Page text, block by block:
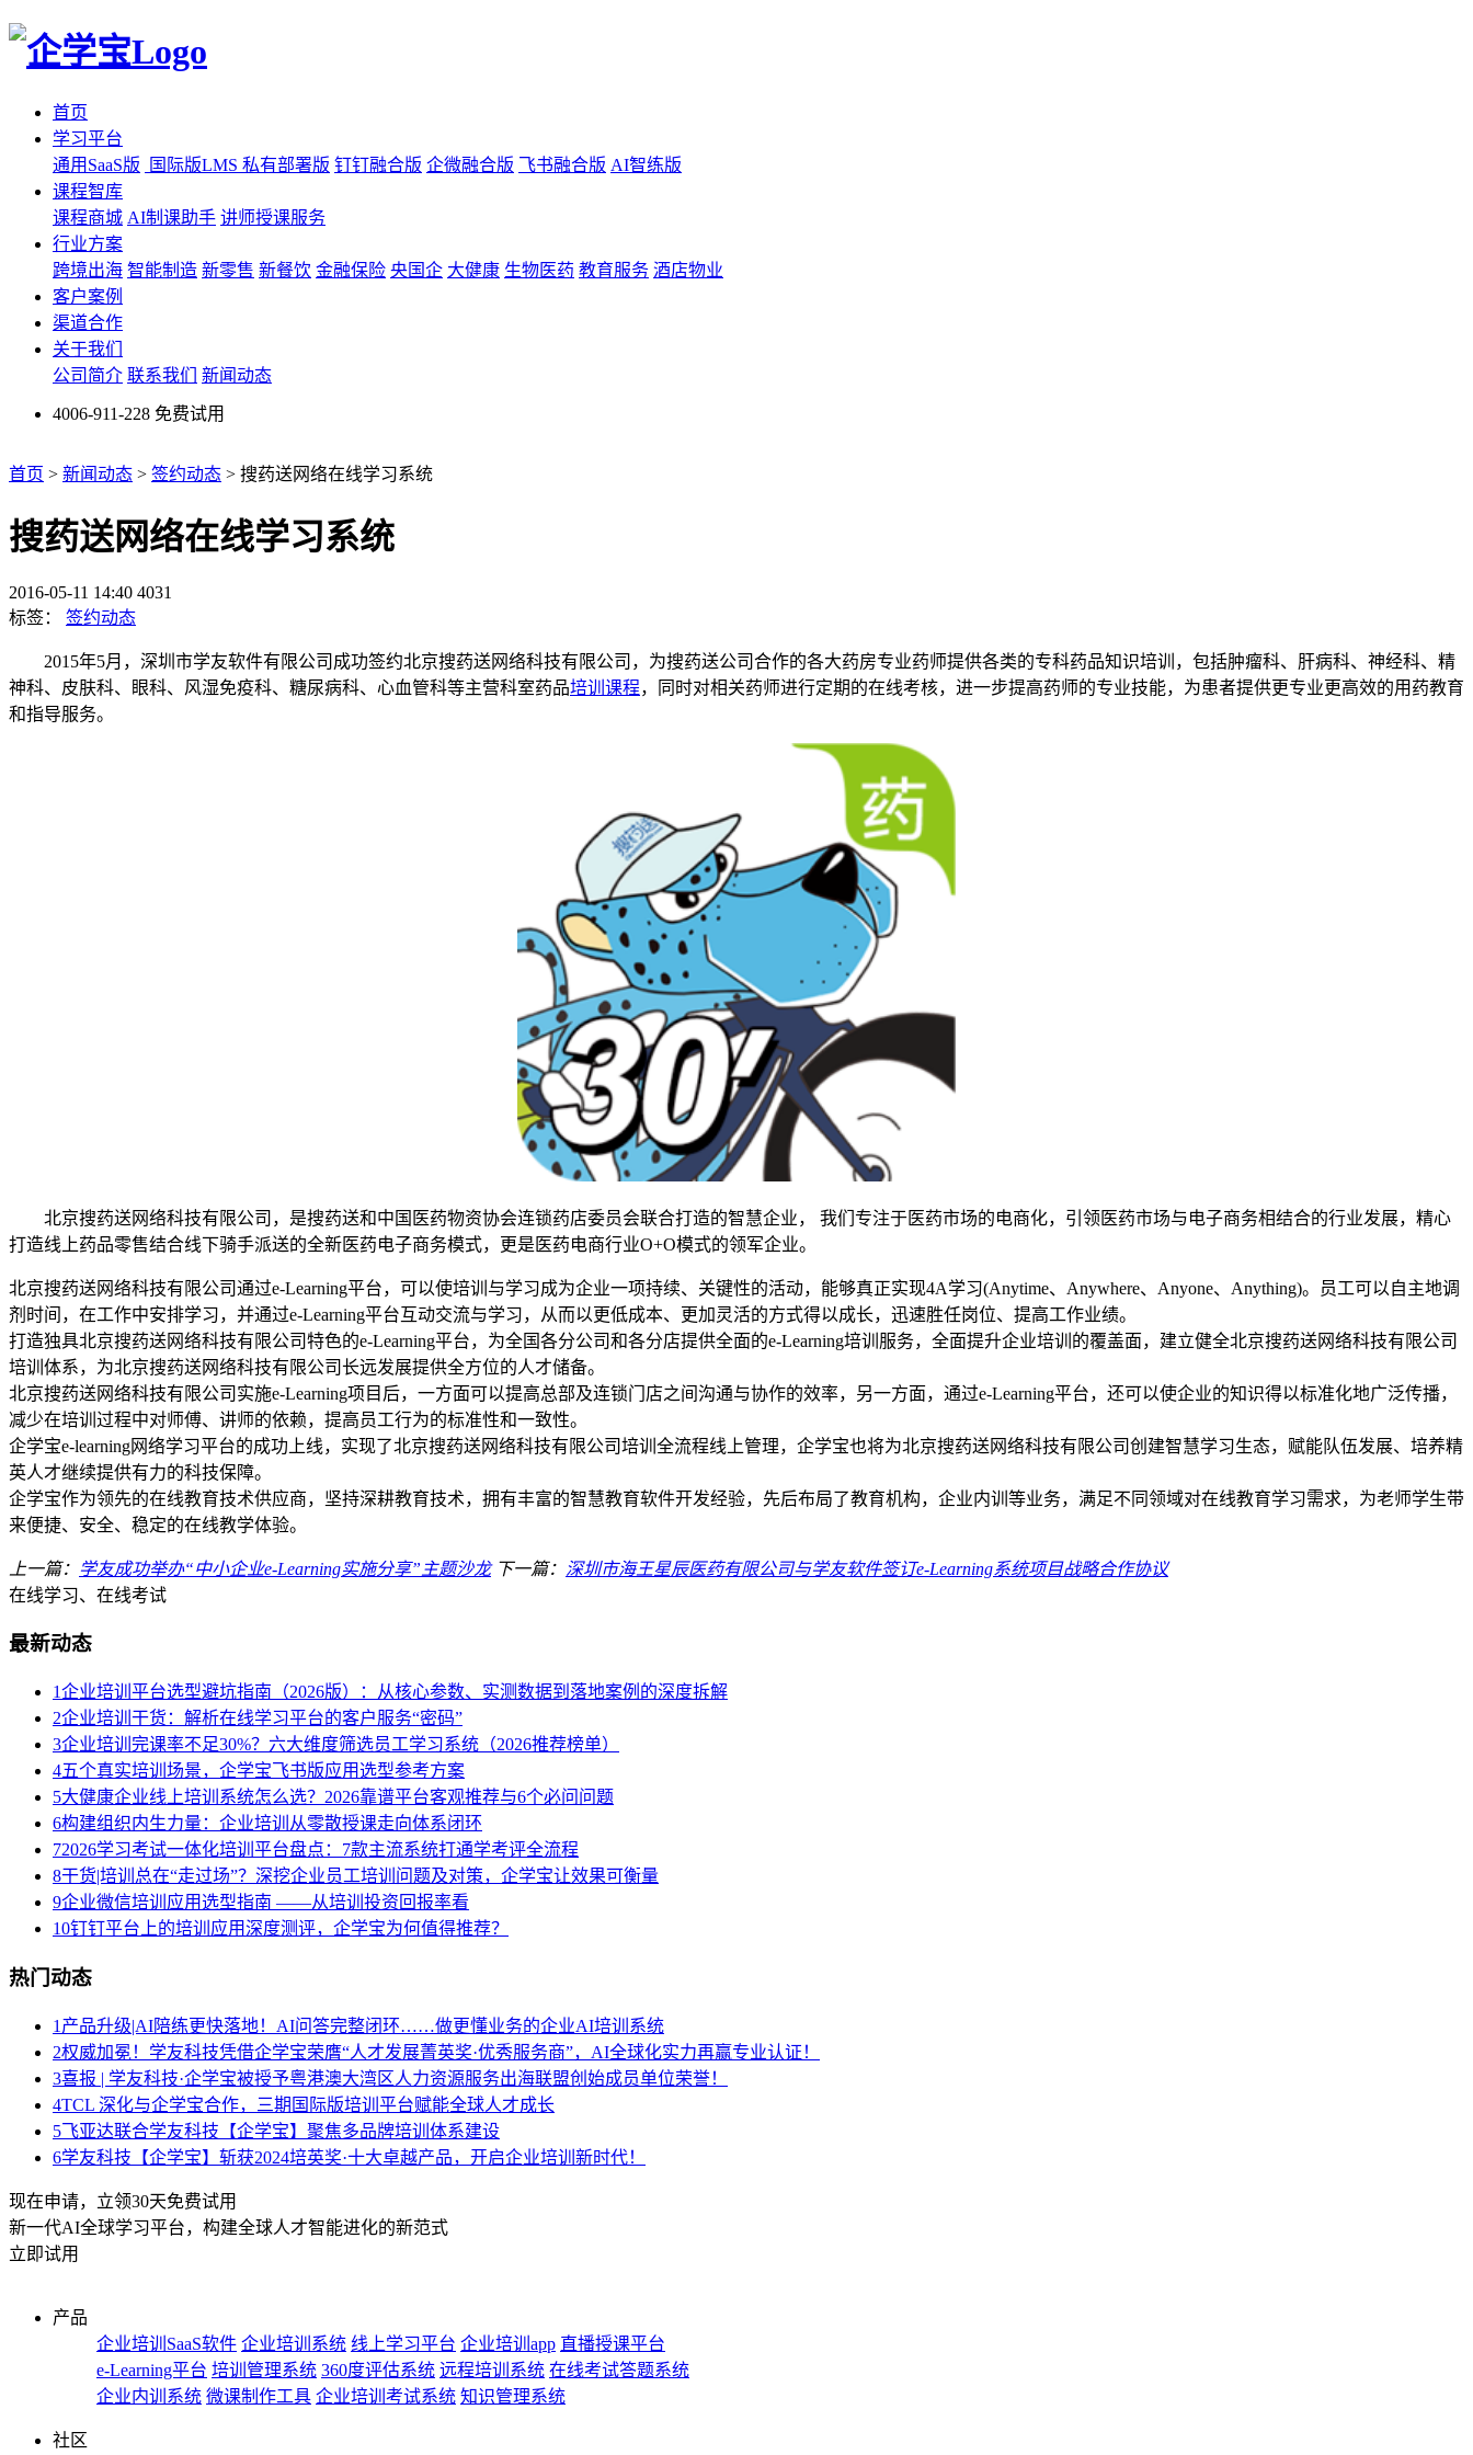
首页
学习平台
通用SaaS版
国际版LMS 私有部署版 钉钉融合版 企微融合版 飞书融合版 AI智练版
课程智库
课程商城 AI制课助手 讲师授课服务
行业方案
跨境出海 智能制造 新零售 新餐饮 金融保险 央国企 大健康 生物医药 教育服务 酒店物业
客户案例
渠道合作
关于我们
公司简介 联系我们 新闻动态
4006-911-228 免费试用
首页 > 新闻动态 > 签约动态 > 搜药送网络在线学习系统
搜药送网络在线学习系统
2016-05-11 14:40 4031
标签：
签约动态
2015年5月，深圳市学友软件有限公司成功签约北京搜药送网络科技有限公司，为搜药送公司合作的各大药房专业药师提供各类的专科药品知识培训，包括肿瘤科、肝病科、神经科、精
神科、皮肤科、眼科、风湿免疫科、糖尿病科、心血管科等主营科室药品培训课程，同时对相关药师进行定期的在线考核，进一步提高药师的专业技能，为患者提供更专业更高效的用药教育
和指导服务。
北京搜药送网络科技有限公司，是搜药送和中国医药物资协会连锁药店委员会联合打造的智慧企业， 我们专注于医药市场的电商化，引领医药市场与电子商务相结合的行业发展，精心
打造线上药品零售结合线下骑手派送的全新医药电子商务模式，更是医药电商行业O+O模式的领军企业。
北京搜药送网络科技有限公司通过e-Learning平台，可以使培训与学习成为企业一项持续、关键性的活动，能够真正实现4A学习(Anytime、Anywhere、Anyone、Anything)。员工可以自主地调
剂时间，在工作中安排学习，并通过e-Learning平台互动交流与学习，从而以更低成本、更加灵活的方式得以成长，迅速胜任岗位、提高工作业绩。
打造独具北京搜药送网络科技有限公司特色的e-Learning平台，为全国各分公司和各分店提供全面的e-Learning培训服务，全面提升企业培训的覆盖面，建立健全北京搜药送网络科技有限公司
培训体系，为北京搜药送网络科技有限公司长远发展提供全方位的人才储备。
北京搜药送网络科技有限公司实施e-Learning项目后，一方面可以提高总部及连锁门店之间沟通与协作的效率，另一方面，通过e-Learning平台，还可以使企业的知识得以标准化地广泛传播，
减少在培训过程中对师傅、讲师的依赖，提高员工行为的标准性和一致性。
企学宝e-learning网络学习平台的成功上线，实现了北京搜药送网络科技有限公司培训全流程线上管理，企学宝也将为北京搜药送网络科技有限公司创建智慧学习生态，赋能队伍发展、培养精
英人才继续提供有力的科技保障。
企学宝作为领先的在线教育技术供应商，坚持深耕教育技术，拥有丰富的智慧教育软件开发经验，先后布局了教育机构，企业内训等业务，满足不同领域对在线教育学习需求，为老师学生带
来便捷、安全、稳定的在线教学体验。
上一篇： 学友成功举办“中小企业e-Learning实施分享”主题沙龙 下一篇： 深圳市海王星辰医药有限公司与学友软件签订e-Learning系统项目战略合作协议
在线学习、在线考试
最新动态
1企业培训平台选型避坑指南（2026版）：从核心参数、实测数据到落地案例的深度拆解
2企业培训干货：解析在线学习平台的客户服务“密码”
3企业培训完课率不足30%？六大维度筛选员工学习系统（2026推荐榜单）
4五个真实培训场景，企学宝飞书版应用选型参考方案
5大健康企业线上培训系统怎么选？2026靠谱平台客观推荐与6个必问问题
6构建组织内生力量：企业培训从零散授课走向体系闭环
72026学习考试一体化培训平台盘点：7款主流系统打通学考评全流程
8干货|培训总在“走过场”？深挖企业员工培训问题及对策，企学宝让效果可衡量
9企业微信培训应用选型指南 ——从培训投资回报率看
10钉钉平台上的培训应用深度测评，企学宝为何值得推荐？
热门动态
1 产品升级|AI陪练更快落地！AI问答完整闭环……做更懂业务的企业AI培训系统
2权威加冕！学友科技凭借企学宝荣膺“人才发展菁英奖·优秀服务商”，AI全球化实力再赢专业认证！
3喜报 | 学友科技·企学宝被授予粤港澳大湾区人力资源服务出海联盟创始成员单位荣誉！
4TCL 深化与企学宝合作，三期国际版培训平台赋能全球人才成长
5飞亚达联合学友科技【企学宝】聚焦多品牌培训体系建设
6学友科技【企学宝】斩获2024培英奖·十大卓越产品，开启企业培训新时代！
现在申请，立领30天免费试用
新一代AI全球学习平台，构建全球人才智能进化的新范式
立即试用
产品
企业培训SaaS软件 企业培训系统 线上学习平台 企业培训app 直播授课平台
e-Learning平台 培训管理系统 360度评估系统 远程培训系统 在线考试答题系统
企业内训系统 微课制作工具 企业培训考试系统 知识管理系统
社区